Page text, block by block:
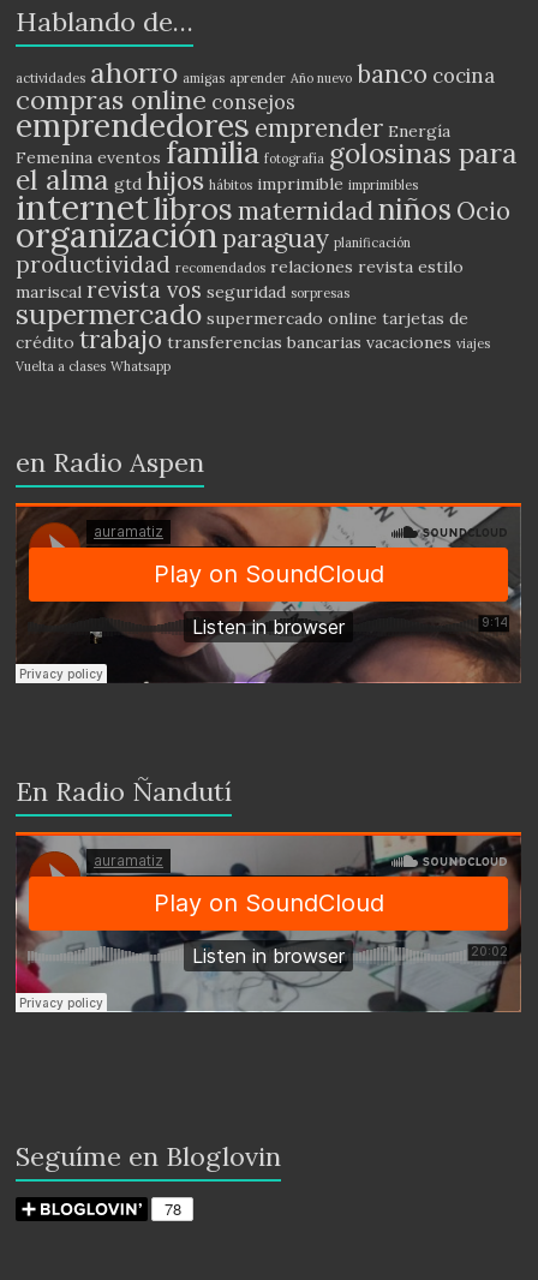
Hablando de…
actividades ahorro amigas aprender Año nuevo banco cocina
compras online consejos
emprendedores emprender Energía
Femenina eventos familia fotografía golosinas para
el alma gtd hijos hábitos imprimible imprimibles
internetlibros maternidadniños Ocio
organizaciónparaguay planificación
productividad recomendados relaciones revista estilo
mariscal revista vos seguridad sorpresas
supermercado supermercado online tarjetas de
crédito trabajo transferencias bancarias vacaciones viajes
Vuelta a clases Whatsapp
en Radio Aspen
En Radio Ñandutí
Seguíme en Bloglovin